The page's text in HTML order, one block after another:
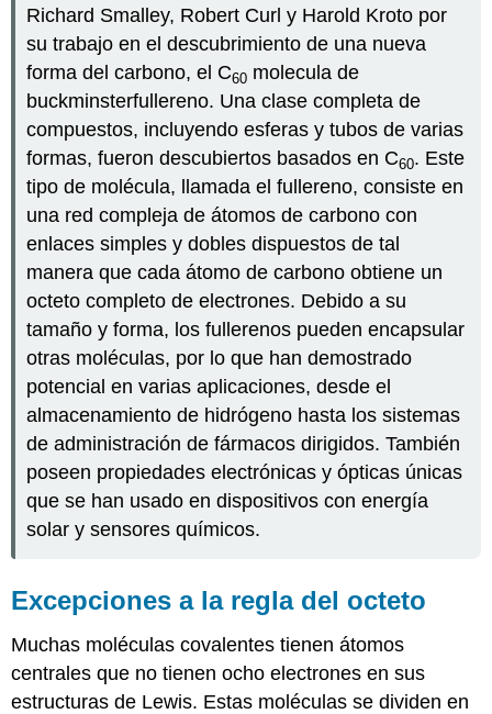
Richard Smalley, Robert Curl y Harold Kroto por
su trabajo en el descubrimiento de una nueva
forma del carbono, el C60 molecula de
buckminsterfullereno. Una clase completa de
compuestos, incluyendo esferas y tubos de varias
formas, fueron descubiertos basados ​​en C60. Este
tipo de molécula, llamada el fullereno, consiste en
una red compleja de átomos de carbono con
enlaces simples y dobles dispuestos de tal
manera que cada átomo de carbono obtiene un
octeto completo de electrones. Debido a su
tamaño y forma, los fullerenos pueden encapsular
otras moléculas, por lo que han demostrado
potencial en varias aplicaciones, desde el
almacenamiento de hidrógeno hasta los sistemas
de administración de fármacos dirigidos. También
poseen propiedades electrónicas y ópticas únicas
que se han usado en dispositivos con energía
solar y sensores químicos.
Excepciones a la regla del octeto
Muchas moléculas covalentes tienen átomos
centrales que no tienen ocho electrones en sus
estructuras de Lewis. Estas moléculas se dividen en